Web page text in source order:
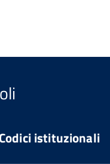
Codici istituzionali